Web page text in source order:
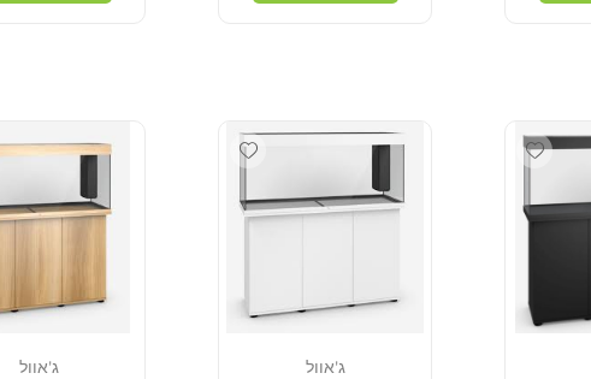
Add wishlist
Add wishlist
ג'אוול ג'אוול